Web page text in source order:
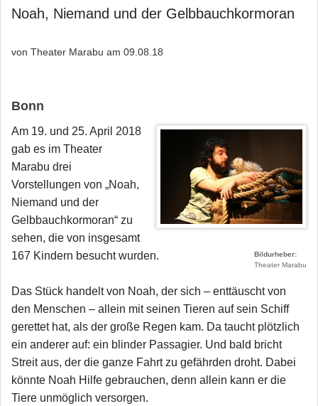
Noah, Niemand und der Gelbbauchkormoran
von Theater Marabu am 09.08.18
Bonn
Bildurheber
Theater Marabu
Am 19. und 25. April 2018
gab es im Theater
Marabu drei
Vorstellungen von „Noah,
Niemand und der
Gelbbauchkormoran“ zu
sehen, die von insgesamt
167 Kindern besucht wurden.
Das Stück handelt von Noah, der sich – enttäuscht von
den Menschen – allein mit seinen Tieren auf sein Schiff
gerettet hat, als der große Regen kam. Da taucht plötzlich
ein anderer auf: ein blinder Passagier. Und bald bricht
Streit aus, der die ganze Fahrt zu gefährden droht. Dabei
könnte Noah Hilfe gebrauchen, denn allein kann er die
Tiere unmöglich versorgen.